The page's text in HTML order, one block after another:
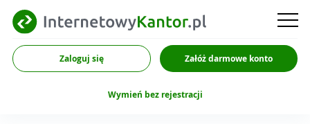
Zaloguj się Załóż darmowe konto
Wymień bez rejestracji